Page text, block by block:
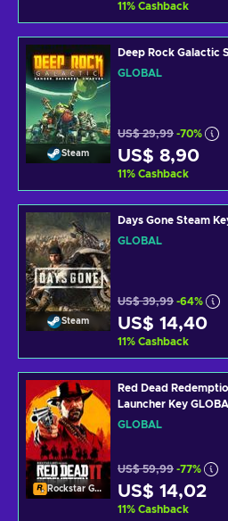
11% Cashback
Steam
Deep Rock Galactic
GLOBAL
US$ 29,99 -70%
US$ 8,90
11% Cashback
Steam
Days Gone Steam
GLOBAL
US$ 39,99 -64%
US$ 14,40
11% Cashback
Rockstar Games Launcher
Red Dead
Launcher Key
GLOBAL
US$ 59,99 -77%
US$ 14,02
11% Cashback